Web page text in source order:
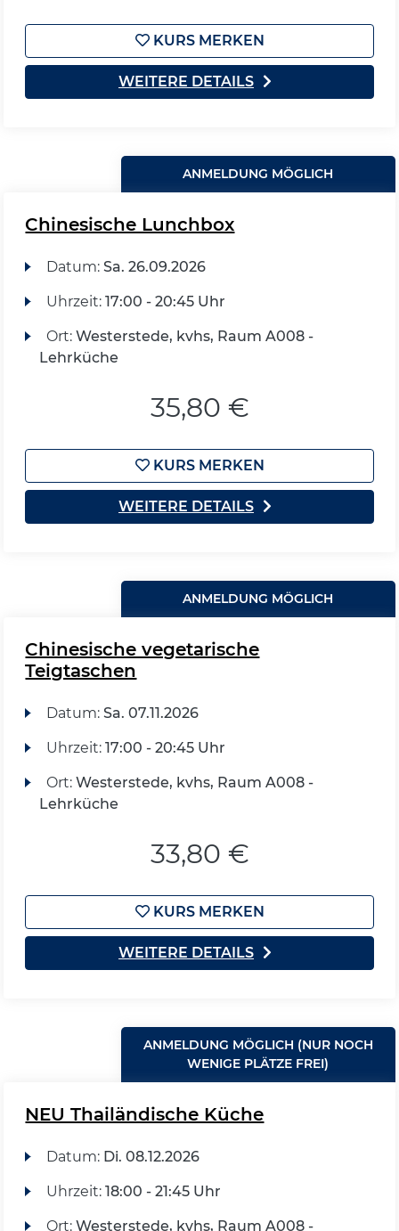
KURS MERKEN
WEITERE DETAILS
ANMELDUNG MÖGLICH
Chinesische Lunchbox
Datum: Sa. 26.09.2026
Uhrzeit: 17:00 - 20:45 Uhr
Ort: Westerstede, kvhs, Raum A008 -
Lehrküche
35,80 €
KURS MERKEN
WEITERE DETAILS
ANMELDUNG MÖGLICH
Chinesische vegetarische
Teigtaschen
Datum: Sa. 07.11.2026
Uhrzeit: 17:00 - 20:45 Uhr
Ort: Westerstede, kvhs, Raum A008 -
Lehrküche
33,80 €
KURS MERKEN
WEITERE DETAILS
ANMELDUNG MÖGLICH (NUR NOCH
WENIGE PLÄTZE FREI)
NEU Thailändische Küche
Datum: Di. 08.12.2026
Uhrzeit: 18:00 - 21:45 Uhr
Ort: Westerstede, kvhs, Raum A008 -